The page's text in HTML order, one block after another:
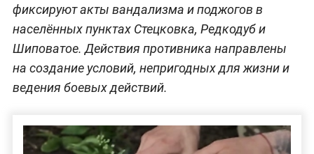
фиксируют акты вандализма и поджогов в
населённых пунктах Стецковка, Редкодуб и
Шиповатое. Действия противника направлены
на создание условий, непригодных для жизни и
ведения боевых действий.